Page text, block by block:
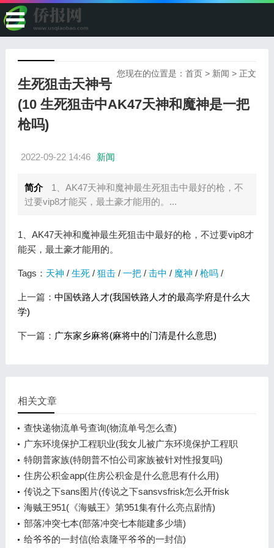
您现在的位置是：首页 > 新闻 > 正文
生死狙击天神号
(10 生死狙击中AK47天神和魔神是一把
枪吗)
2022-09-22 14:46 新闻
简介
1、AK47天神和魔神最生死狙击中最好的枪，不
过要vip8才能买，最土豪才能用的。...
1、AK47天神和魔神最生死狙击中最好的枪，不过要vip8才
能买，最土豪才能用的。
Tags： 天神 / 生死/ 狙击/ 一把/ 击中 / 魔神 / 枪吗/
上一篇： 中国铁路人才(我国铁路人才的最高学府是什么大
学)
下一篇： 广东家乡麻将(麻将中的门清是什么意思)
相关文章
查快递物流单号查询(物流单号怎么查)
广东环境保护工程职业(我女儿被广东环境保护工程职
业学院资源
特朗普家族(特朗普不怕公司家族被针对性报复吗)
住房公积金app(住房公积金是什么意思有什么用)
传说之下sans图片(传说之下sansvsfrisk怎么开frisk
模式)
海贼王951(《海贼王》第951集有什么亮点剧情)
部落冲突七本(部落冲突七本能建多少墙)
给爷爷的一封信(给袁隆平爷爷的一封信)